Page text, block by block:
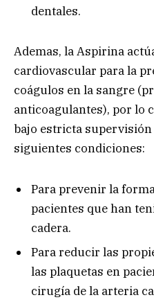
dentales.
Ademas, la Aspirina
cardiovascular para la
coágulos en la sangre
anticoagulantes), por lo
bajo estricta supervisión
siguientes condiciones:
Para prevenir la
pacientes que han
cadera.
Para reducir las
las plaquetas en
cirugía de la arteria